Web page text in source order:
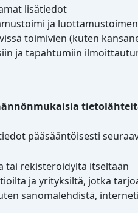
lisätiedot
ja
toimivien (kuten
ja tapahtumiin
pääsääntöisesti
tai rekisteröidyltä itseltään
ja yrityksiltä, jotka
sanomalehdistä,